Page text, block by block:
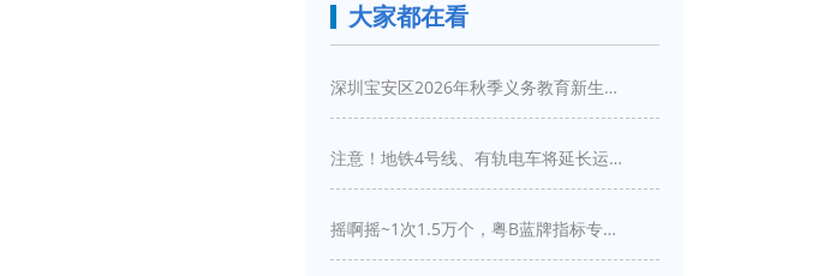
大家都在看
深圳宝安区2026年秋季义务教育新生入学指引
注意！地铁4号线、有轨电车将延长运营服务！
摇啊摇~1次1.5万个，粤B蓝牌指标专项摇号又来啦！